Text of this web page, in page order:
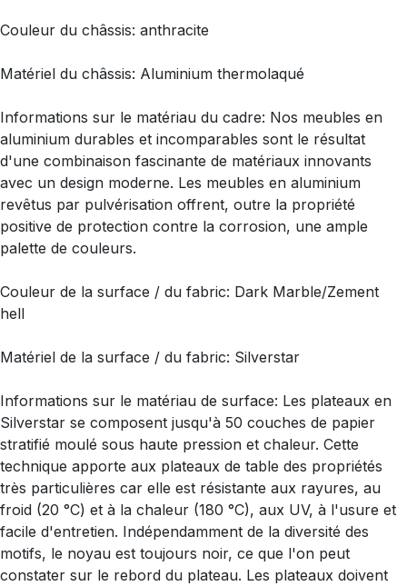
Couleur du châssis: anthracite
Matériel du châssis: Aluminium thermolaqué
Informations sur le matériau du cadre: Nos meubles en
aluminium durables et incomparables sont le résultat
d'une combinaison fascinante de matériaux innovants
avec un design moderne. Les meubles en aluminium
revêtus par pulvérisation offrent, outre la propriété
positive de protection contre la corrosion, une ample
palette de couleurs.
Couleur de la surface / du fabric: Dark Marble/Zement
hell
Matériel de la surface / du fabric: Silverstar
Informations sur le matériau de surface: Les plateaux en
Silverstar se composent jusqu'à 50 couches de papier
stratifié moulé sous haute pression et chaleur. Cette
technique apporte aux plateaux de table des propriétés
très particulières car elle est résistante aux rayures, au
froid (20 °C) et à la chaleur (180 °C), aux UV, à l'usure et
facile d'entretien. Indépendamment de la diversité des
motifs, le noyau est toujours noir, ce que l'on peut
constater sur le rebord du plateau. Les plateaux doivent